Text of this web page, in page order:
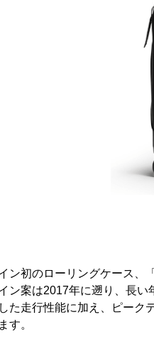
ン初のローリングケース、
ン案は2017年に遡り、長
た走行性能に加え、ピーク
す。